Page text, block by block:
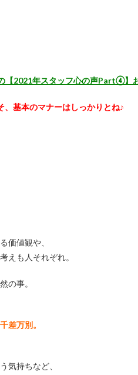
【2021年スタッフ心の声Part④】
、基本のマナーはしっかりとね♪
価値観や、
えも人それぞれ。
の事。
差万別。
気持ちなど、